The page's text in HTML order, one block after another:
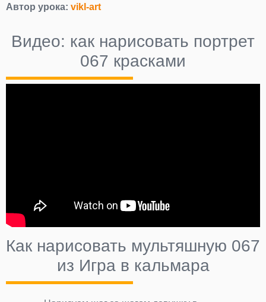
Автор урока: vikl-art
Видео: как нарисовать портрет
067 красками
Как нарисовать мультяшную 067
из Игра в кальмара